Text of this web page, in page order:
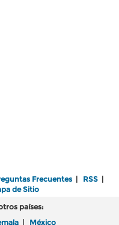
Frecuentes | RSS |
de Sitio
países:
| México